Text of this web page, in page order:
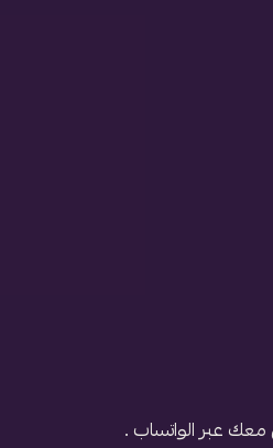
معك عبر الواتساب .